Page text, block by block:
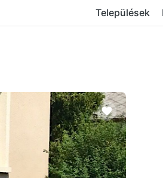
Települések